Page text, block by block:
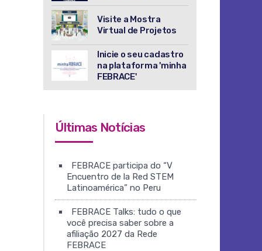
Visite a Mostra
Virtual de Projetos
Inicie o seu cadastro
na plataforma 'minha
FEBRACE'
Últimas Notícias
FEBRACE participa do “V
Encuentro de la Red STEM
Latinoamérica” no Peru
FEBRACE Talks: tudo o que
você precisa saber sobre a
afiliação 2027 da Rede
FEBRACE